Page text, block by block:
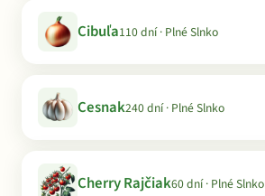
Cibuľa110 dní · Plné Slnko
Cesnak240 dní · Plné Slnko
Cherry Rajčiak60 dní · Plné Slnko